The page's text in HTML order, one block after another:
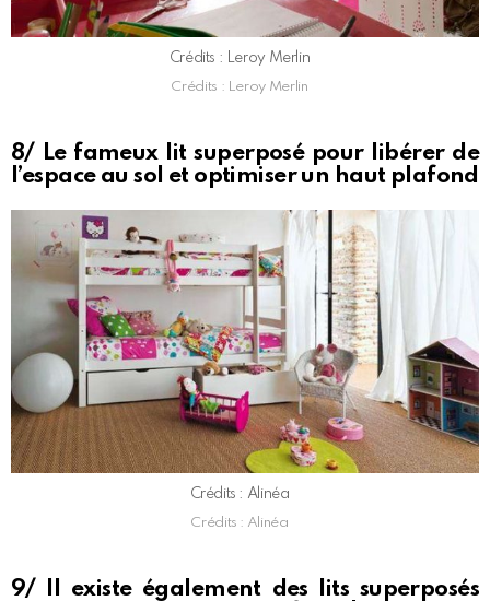
Crédits : Leroy Merlin
Crédits : Leroy Merlin
8/ Le fameux lit superposé pour libérer de
l’espace au sol et optimiser un haut plafond
Crédits : Alinéa
Crédits : Alinéa
9/ Il existe également des lits superposés